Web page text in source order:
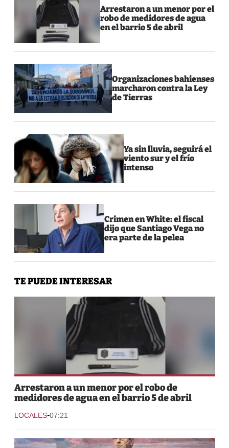
Arrestaron a un menor por el
robo de medidores de agua
en el barrio 5 de abril
Organizaciones bahienses
marcharon contra la Ley
de Tierras
Ya sin lluvia, seguirá el
viento sur y el frío
intenso
Crimen en White: el fiscal
dijo que Santiago Vega no
era parte de la pelea
TE PUEDE INTERESAR
Arrestaron a un menor por el robo de
medidores de agua en el barrio 5 de abril
LOCALES-07:21